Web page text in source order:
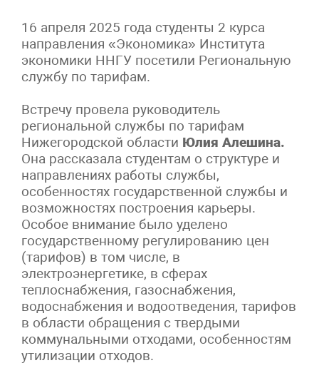
16 апреля 2025 года студенты 2 курса
направления «Экономика» Института
экономики ННГУ посетили Региональную
службу по тарифам.
Встречу провела руководитель
региональной службы по тарифам
Нижегородской области Юлия Алешина.
Она рассказала студентам о структуре и
направлениях работы службы,
особенностях государственной службы и
возможностях построения карьеры.
Особое внимание было уделено
государственному регулированию цен
(тарифов) в том числе, в
электроэнергетике, в сферах
теплоснабжения, газоснабжения,
водоснабжения и водоотведения, тарифов
в области обращения с твердыми
коммунальными отходами, особенностям
утилизации отходов.